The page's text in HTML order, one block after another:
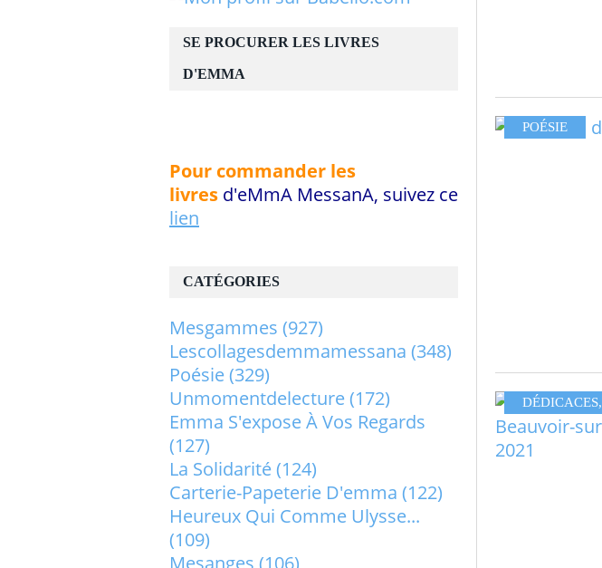
POÉSIE
DÉDICACES,
CATÉGORIES
Mesgammes (927)
Lescollagesdemmamessana (348)
Poésie(329)
Unmomentdelecture(172)
Emma S'expose À Vos Regards
(127)
La Solidarité(124)
Carterie-Papeterie D'emma (122)
Heureux Qui Comme Ulysse...
(109)
Mesanges (106)
SE PROCURER LES LIVRES
D'EMMA
Pour commander les
livres d'eMmA MessanA, suivez ce
lien